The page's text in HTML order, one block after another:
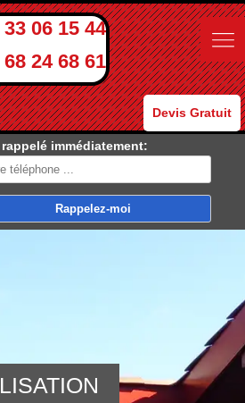
33 06 15 44
68 24 68 61
Devis Gratuit
rappelé immédiatement: